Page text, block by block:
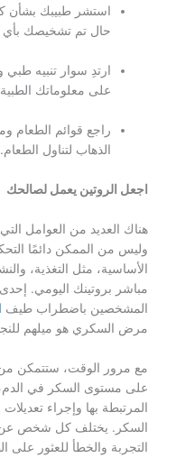
استشر طبيبك بشأن
حال تم تشخيصك
ارتدِ سوار تنبيه
على معلوماتك
راجع قوائم الطعام
الذهاب لتناول الطعام.
اجعل الروتين يعمل لصالحك
هناك العديد من العوامل
وليس من الممكن دائمًا
الأساسية، مثل التغذية،
مباشر بروتينك اليومي.
المشخصين باضطراب طيف
مرض السكري هو ميلهم
مع مرور الوقت، ستتمكن من
على مستوى السكر في
المرتبطة بها وإجراء
السكر. يختلف كل شخص عن
التجربة والخطأ للعثور على